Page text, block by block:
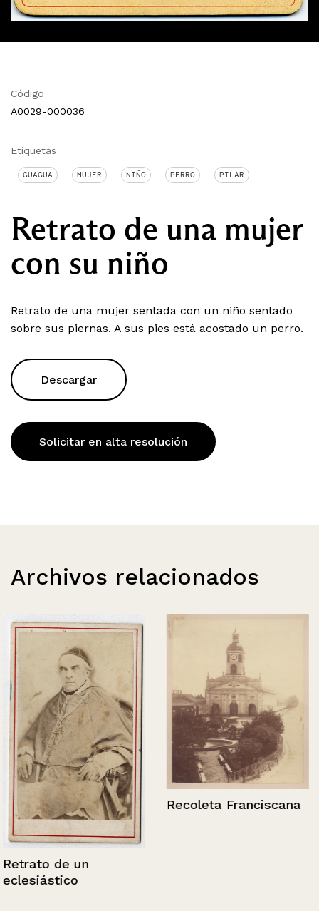
Código
A0029-000036
Etiquetas
GUAGUA MUJER NIÑO PERRO PILAR
Retrato de una mujer
con su niño
Retrato de una mujer sentada con un niño sentado
sobre sus piernas. A sus pies está acostado un perro.
Descargar
Solicitar en alta resolución
Archivos relacionados
Retrato de un
eclesiástico
Recoleta Franciscana